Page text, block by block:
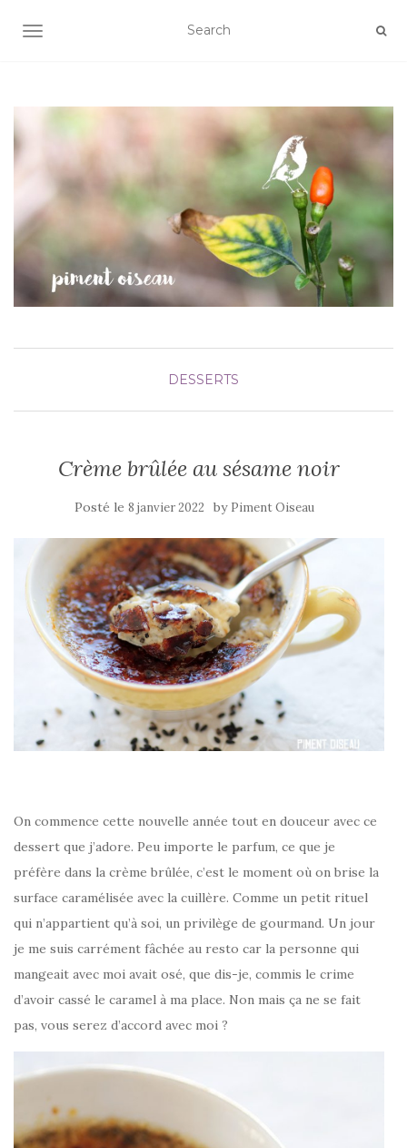
AFFICHER/MASQUER LA NAVIGATION
DESSERTS
Crème brûlée au sésame noir
Posté le 8 janvier 2022 by Piment Oiseau
On commence cette nouvelle année tout en douceur avec ce
dessert que j’adore. Peu importe le parfum, ce que je
préfère dans la crème brûlée, c’est le moment où on brise la
surface caramélisée avec la cuillère. Comme un petit rituel
qui n’appartient qu’à soi, un privilège de gourmand. Un jour
je me suis carrément fâchée au resto car la personne qui
mangeait avec moi avait osé, que dis-je, commis le crime
d’avoir cassé le caramel à ma place. Non mais ça ne se fait
pas, vous serez d’accord avec moi ?